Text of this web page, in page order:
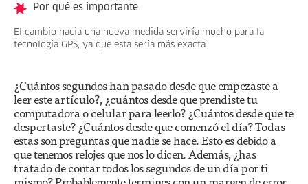
Por qué es importante
El cambio hacia una nueva medida serviría mucho para la
tecnología GPS, ya que esta sería más exacta.
¿Cuántos segundos han pasado desde que empezaste a
leer este artículo?, ¿cuántos desde que prendiste tu
computadora o celular para leerlo? ¿Cuántos desde que te
despertaste? ¿Cuántos desde que comenzó el día? Todas
estas son preguntas que nadie se hace. Esto es debido a
que tenemos relojes que nos lo dicen. Además, ¿has
tratado de contar todos los segundos de un día por ti